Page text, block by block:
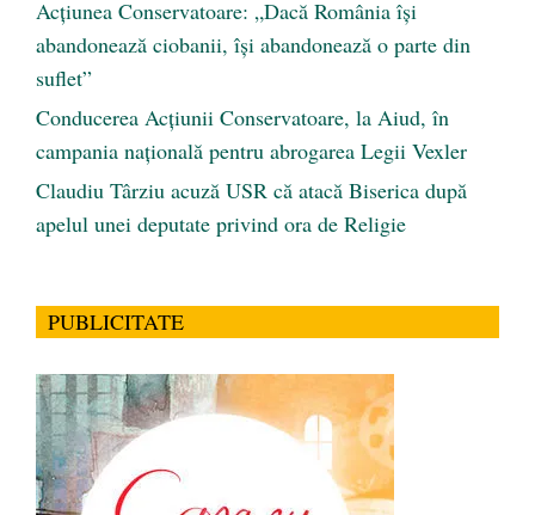
Acțiunea Conservatoare: „Dacă România își
abandonează ciobanii, își abandonează o parte din
suflet”
Conducerea Acțiunii Conservatoare, la Aiud, în
campania națională pentru abrogarea Legii Vexler
Claudiu Târziu acuză USR că atacă Biserica după
apelul unei deputate privind ora de Religie
PUBLICITATE